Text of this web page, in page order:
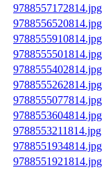
9788557172814.jpg
9788556520814.jpg
9788555910814.jpg
9788555501814.jpg
9788555402814.jpg
9788555262814.jpg
9788555077814.jpg
9788553604814.jpg
9788553211814.jpg
9788551934814.jpg
9788551921814.jpg